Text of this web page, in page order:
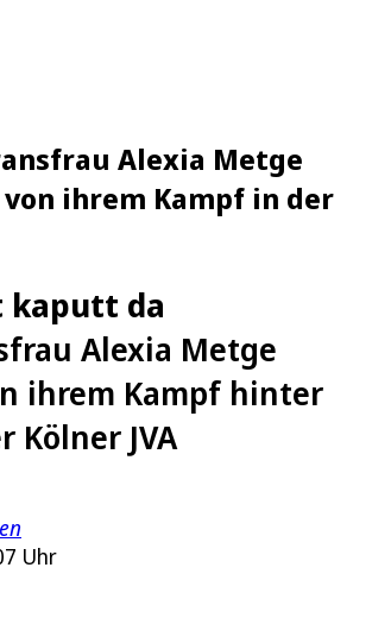
Alexia Metge
ihrem Kampf in der
kaputt da
Alexia Metge
ihrem Kampf hinter
Kölner JVA
Uhr